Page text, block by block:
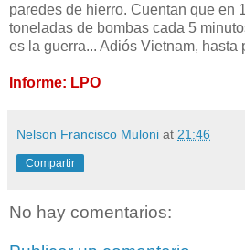
paredes de hierro. Cuentan que en
toneladas de bombas cada 5
es la guerra... Adiós Vietnam, hasta
Informe: LPO
Nelson Francisco Muloni at 21:46
Compartir
No hay comentarios: